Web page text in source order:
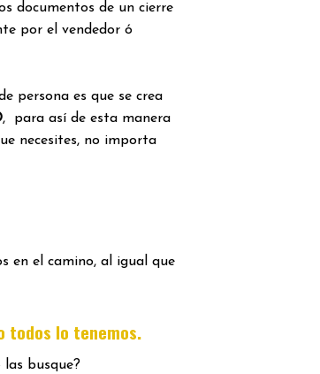
documentos de un cierre
por el vendedor ó
persona es que se crea
, para así de esta manera
necesites, no importa
en el camino, al igual que
todos lo tenemos.
las busque?